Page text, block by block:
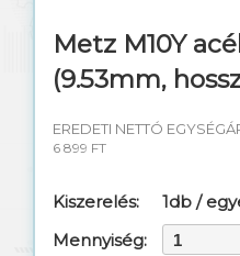
Metz M10Y
(9.53mm,
EREDETI NETTÓ
6 899 FT
Kiszerelés:
1db /
Mennyiség: